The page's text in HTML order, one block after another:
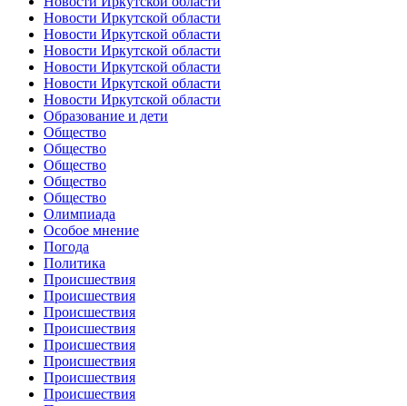
Новости Иркутской области
Новости Иркутской области
Новости Иркутской области
Новости Иркутской области
Новости Иркутской области
Новости Иркутской области
Образование и дети
Общество
Общество
Общество
Общество
Общество
Олимпиада
Особое мнение
Погода
Политика
Происшествия
Происшествия
Происшествия
Происшествия
Происшествия
Происшествия
Происшествия
Происшествия